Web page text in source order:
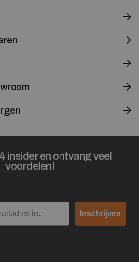
insider en ontvang veel
voordelen!
Inschrijven